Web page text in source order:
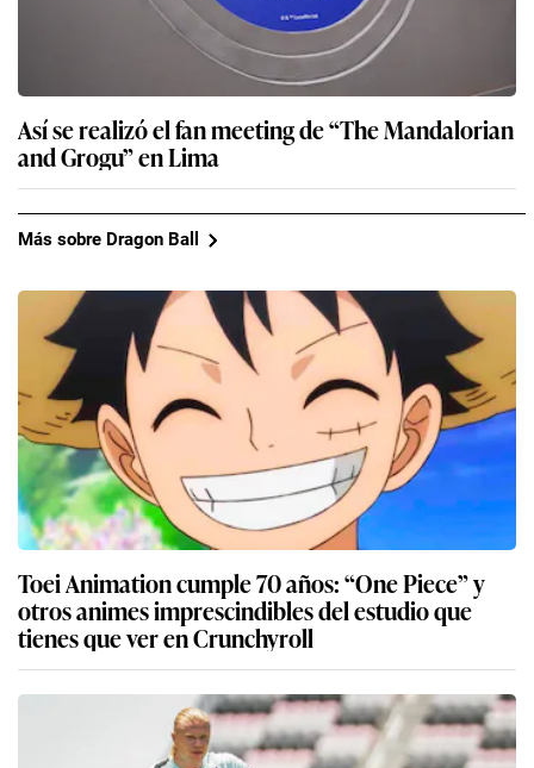
Así se realizó el fan meeting de “The Mandalorian
and Grogu” en Lima
Más sobre Dragon Ball
Toei Animation cumple 70 años: “One Piece” y
otros animes imprescindibles del estudio que
tienes que ver en Crunchyroll